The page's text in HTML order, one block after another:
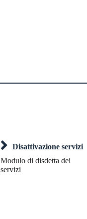
Disattivazione servizi
Modulo di disdetta dei
servizi